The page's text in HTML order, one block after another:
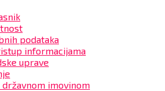
podataka
informacijama
uprave
imovinom